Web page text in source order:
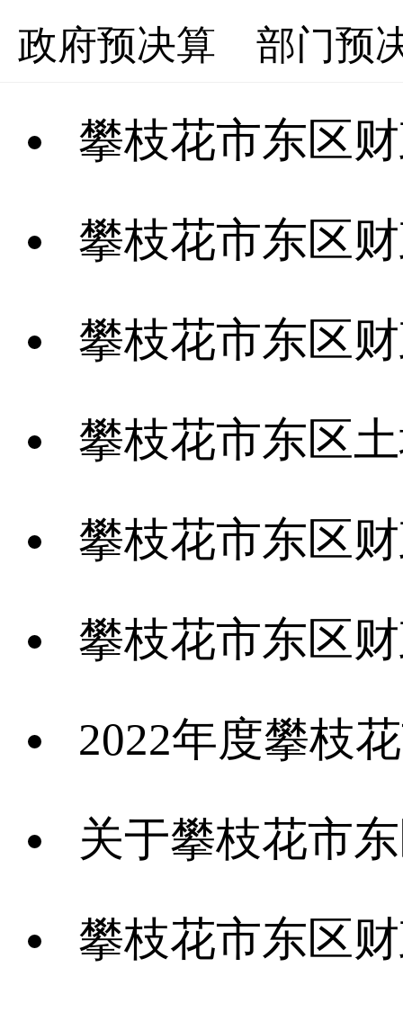
政府预决算 部门预
攀枝花市东区财政局关
攀枝花市东区财政局部门
攀枝花市东区财政国库支付
攀枝花市东区土地储备中
攀枝花市东区财政国库
攀枝花市东区财政局
2022年度攀枝花市
关于攀枝花市东区2022年决
攀枝花市东区财政国库支付